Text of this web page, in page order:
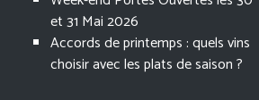
et 31 Mai 2026
Accords de printemps : quels vins
choisir avec les plats de saison ?